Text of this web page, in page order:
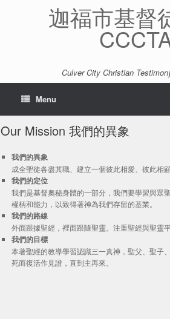
迦福市基督
Culver City Christian
Menu
Our Mission 我們的異象
我們的異象
成全聖徒各盡其職、建立一個彼此相愛、彼此相
我們的定位
我們是基督奧秘身體的一部分，我們要學習與眾
權柄和能力，以致得著神為我們存留的基業。
我們的路線
外面跟據聖經，裡面跟隨聖靈。注重聖經與聖靈平
我們的目標
本著聖經的教導學習認識三一真神，聖父、聖子
死而復活作見證，直到主再來。